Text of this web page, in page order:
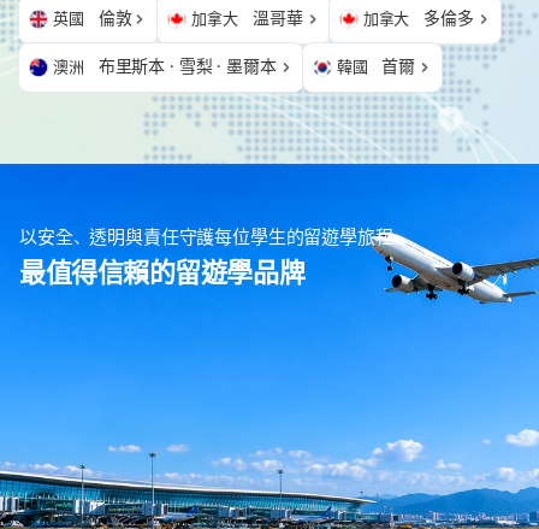
英國 倫敦 加拿大 溫哥華 加拿大 多倫多
澳洲 布里斯本 · 雪梨 · 墨爾本 韓國 首爾
以安全、透明與責任守護每位學生的留遊學旅程
最值得信賴的留遊學品牌